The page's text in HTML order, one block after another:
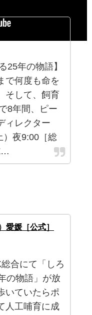
25年の物語】
で何度も命を
そして、飼育
8年間、ピー
ィレクター
）夜9:00［総
愛媛［公式］
合にて「しろ
の物語」が放
いていたらポ
人工哺育に成